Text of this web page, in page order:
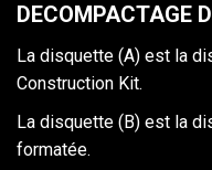
DECOMPACTAGE
La disquette (A) est la
Construction Kit.
La disquette (B) est la
formatée.